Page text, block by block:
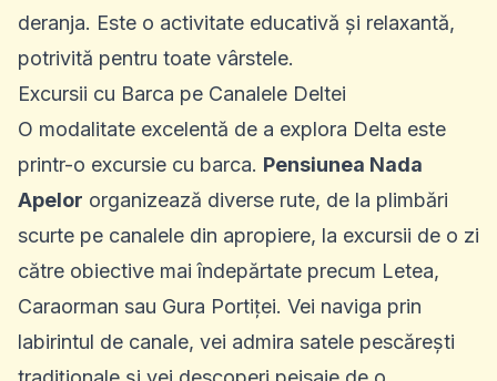
deranja. Este o activitate educativă și relaxantă,
potrivită pentru toate vârstele.
Excursii cu Barca pe Canalele Deltei
O modalitate excelentă de a explora Delta este
printr-o excursie cu barca. Pensiunea Nada
Apelor organizează diverse rute, de la plimbări
scurte pe canalele din apropiere, la excursii de o zi
către obiective mai îndepărtate precum Letea,
Caraorman sau Gura Portiței. Vei naviga prin
labirintul de canale, vei admira satele pescărești